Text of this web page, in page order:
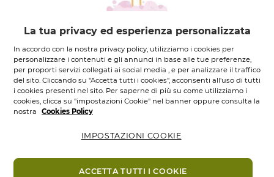
Lasciati ispirare
SCOPRI I NOSTRI PRODOTTI
La tua privacy ed esperienza personalizzata
In accordo con la nostra privacy policy, utilizziamo i cookies per
personalizzare i contenuti e gli annunci in base alle tue preferenze,
per proporti servizi collegati ai social media , e per analizzare il traffico
del sito. Cliccando su "Accetta tutti i cookies", acconsenti all'uso di tutti
i cookies presenti nel sito. Per saperne di più su come utilizziamo i
cookies, clicca su "impostazioni Cookie" nel banner oppure consulta la
nostra
Cookies Policy
ACCETTA TUTTI I COOKIE
IMPOSTAZIONI COOKIE